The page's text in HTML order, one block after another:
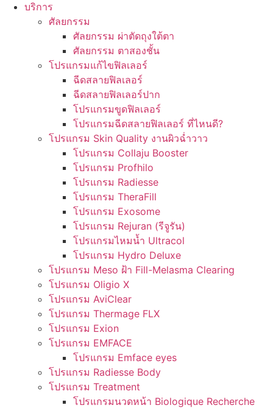
บริการ
ศัลยกรรม
ศัลยกรรม ผ่าตัดถุงใต้ตา
ศัลยกรรม ตาสองชั้น
โปรแกรมแก้ไขฟิลเลอร์
ฉีดสลายฟิลเลอร์
ฉีดสลายฟิลเลอร์ปาก
โปรแกรมขูดฟิลเลอร์
โปรแกรมฉีดสลายฟิลเลอร์ ที่ไหนดี?
โปรแกรม Skin Quality งานผิวฉ่ำวาว
โปรแกรม Collaju Booster
โปรแกรม Profhilo
โปรแกรม Radiesse
โปรแกรม TheraFill
โปรแกรม Exosome
โปรแกรม Rejuran (รีจูรัน)
โปรแกรมไหมน้ำ Ultracol
โปรแกรม Hydro Deluxe
โปรแกรม Meso ฝ้า Fill-Melasma Clearing
โปรแกรม Oligio X
โปรแกรม AviClear
โปรแกรม Thermage FLX
โปรแกรม Exion
โปรแกรม EMFACE
โปรแกรม Emface eyes
โปรแกรม Radiesse Body
โปรแกรม Treatment
โปรแกรมนวดหน้า Biologique Recherche